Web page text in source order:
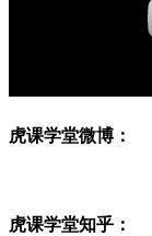
虎课学堂微博：
虎课学堂知乎：